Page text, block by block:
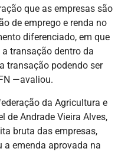
que as empresas são
de emprego e renda no
diferenciado, em que
transação dentro da
transação podendo ser
—avaliou.
da Agricultura e
de Andrade Vieira Alves,
bruta das empresas,
a emenda aprovada na